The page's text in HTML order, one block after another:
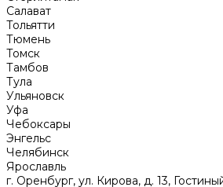
Салават
Тольятти
Тюмень
Томск
Тамбов
Тула
Ульяновск
Уфа
Чебоксары
Энгельс
Челябинск
Ярославль
г. Оренбург, ул. Кирова, д. 13,